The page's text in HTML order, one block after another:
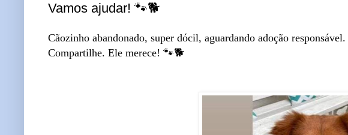
Vamos ajudar! 🐾🐕
Cãozinho abandonado, super dócil, aguardando adoção responsável.
Compartilhe. Ele merece! 🐾🐕